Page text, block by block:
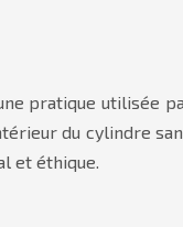
pratique utilisée
du cylindre
et éthique.